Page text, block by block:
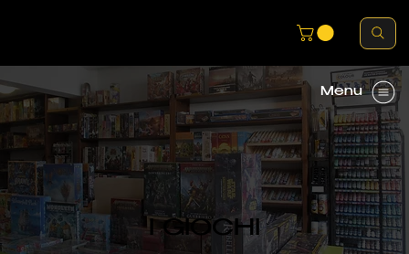
I GIOCHI
Menu